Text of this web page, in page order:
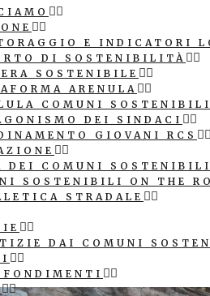
E INDICATORI
DI SOSTENIBILITÀ
SOSTENIBILE
ARENULA
COMUNI SOSTENIBILI
DEI SINDACI
GIOVANI RCS
DEI COMUNI SOSTENIBILI
SOSTENIBILI ON THE
STRADALE
DAI COMUNI